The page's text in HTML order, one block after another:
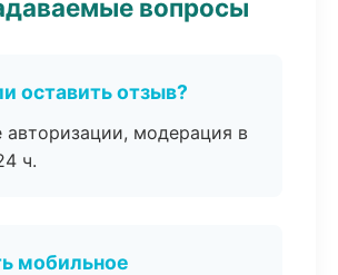
вопросы
оставить отзыв?
авторизации, модерация в
ч.
мобильное